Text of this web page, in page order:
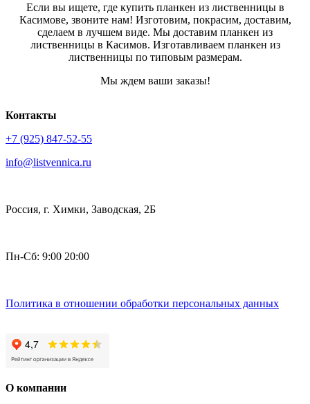
Если вы ищете, где купить планкен из лиственницы в
Касимове, звоните нам! Изготовим, покрасим, доставим,
сделаем в лучшем виде. Мы доставим планкен из
лиственницы в Касимов. Изготавливаем планкен из
лиственницы по типовым размерам.
Мы ждем ваши заказы!
Контакты
+7 (925) 847-52-55
info@listvennica.ru
Россия, г. Химки, Заводская, 2Б
Пн-Сб: 9:00 20:00
Политика в отношении обработки персональных данных
О компании